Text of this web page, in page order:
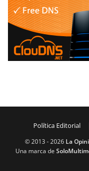
Política Editorial
© 2013 -2026 La
Una marca de